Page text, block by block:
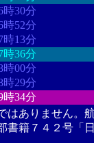
時30分
時52分
時13分
時36分
時00分
時29分
時34分
はありません。
書籍７４２号「